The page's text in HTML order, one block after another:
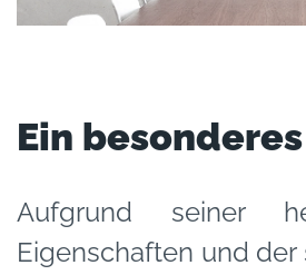
Ein
Aufgrund seiner
Eigenschaften und